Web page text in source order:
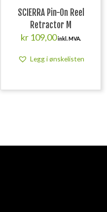
SCIERRA Pin-On Reel
Retractor M
kr 109,00inkl. MVA.
Legg i ønskelisten